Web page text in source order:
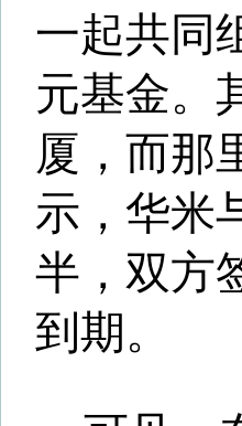
或影响其估
除了华米之
得沸沸扬扬
评”，但外界
华米的上市
估值产生重大
有消息称，